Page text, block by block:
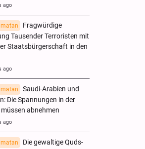
ago
Fragwürdige
Tausender Terroristen mit
Staatsbürgerschaft in den
ago
Saudi-Arabien und
Die Spannungen in der
müssen abnehmen
ago
Die gewaltige Quds-